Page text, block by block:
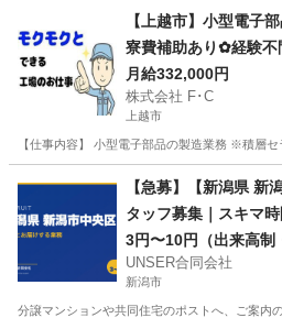
【上越市】小型電子
寮費補助あり✿経験不
月給332,000円
株式会社 F･C
上越市
【仕事内容】 小型電子部品の製造業務 ※積層
工場 新潟 妙高市
【急募】【新潟県 新
タッフ募集｜スキマ
3円〜10円（出来高制
UNSER合同会社
新潟市
分譲マンションや共同住宅のポストへ、ご案